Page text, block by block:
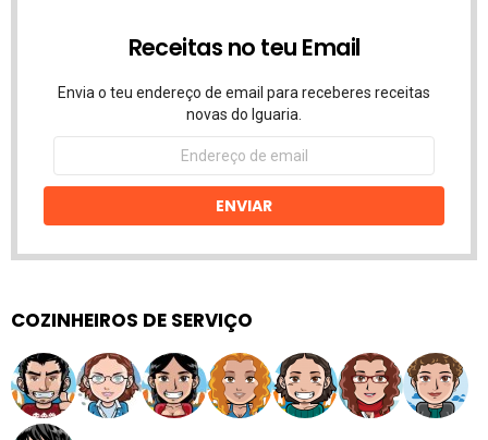
Receitas no teu Email
Envia o teu endereço de email para receberes receitas
novas do Iguaria.
Endereço
email
ENVIAR
COZINHEIROS DE SERVIÇO